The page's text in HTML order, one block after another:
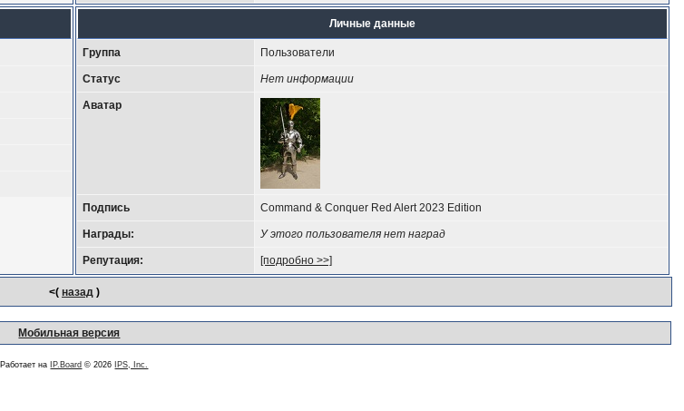
Личные данные
Группа Пользователи
Статус Нет информации
Аватар
Подпись Command & Conquer Red Alert 2023 Edition
Награды: У этого пользователя нет наград
Репутация: [подробно >>]
<( назад)
Мобильная версия
Работает на IP.Board © 2026 IPS, Inc.